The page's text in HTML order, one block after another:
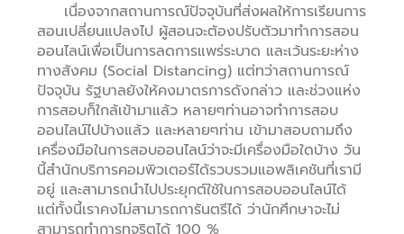
เนื่องจากสถานการณ์ปัจจุบันที่ส่งผลให้การเรียนการ
สอนเปลี่ยนแปลงไป ผู้สอนจะต้องปรับตัวมาทำการสอน
ออนไลน์เพื่อเป็นการลดการแพร่ระบาด และเว้นระยะห่าง
ทางสังคม (Social Distancing) แต่ทว่าสถานการณ์
ปัจจุบัน รัฐบาลยังให้คงมาตรการดังกล่าว และช่วงแห่ง
การสอบก็ใกล้เข้ามาแล้ว หลายๆท่านอาจทำการสอบ
ออนไลน์ไปบ้างแล้ว และหลายๆท่าน เข้ามาสอบถามถึง
เครื่องมือในการสอบออนไลน์ว่าจะมีเครื่องมือใดบ้าง วัน
นี้สำนักบริการคอมพิวเตอร์ได้รวบรวมแอพลิเคชันที่เรามี
อยู่ และสามารถนำไปประยุกต์ใช้ในการสอบออนไลน์ได้
แต่ทั้งนี้เราคงไม่สามารถการันตรีได้ ว่านักศึกษาจะไม่